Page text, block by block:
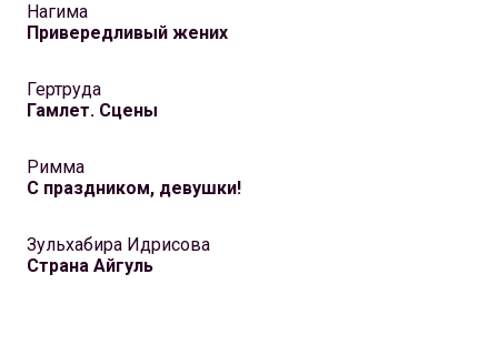
Нагима
Привередливый жених
Гертруда
Гамлет. Сцены
Римма
С праздником, девушки!
Зульхабира Идрисова
Страна Айгуль